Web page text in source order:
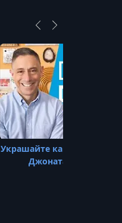
Украшайте как дизайнер,
Джонатаном